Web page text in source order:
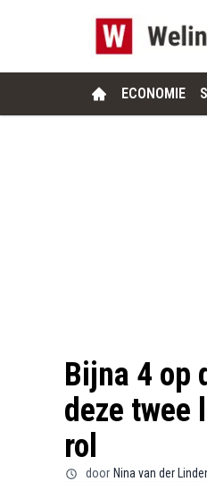
ECONOMIE
Bijna 4 op
deze
rol
door Nina van der